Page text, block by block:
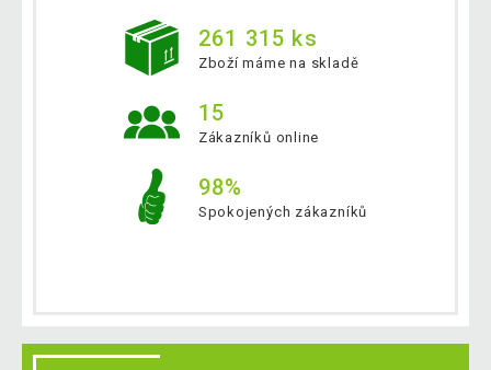
261 315 ks
Zboží máme na skladě
15
Zákazníků online
98%
Spokojených zákazníků